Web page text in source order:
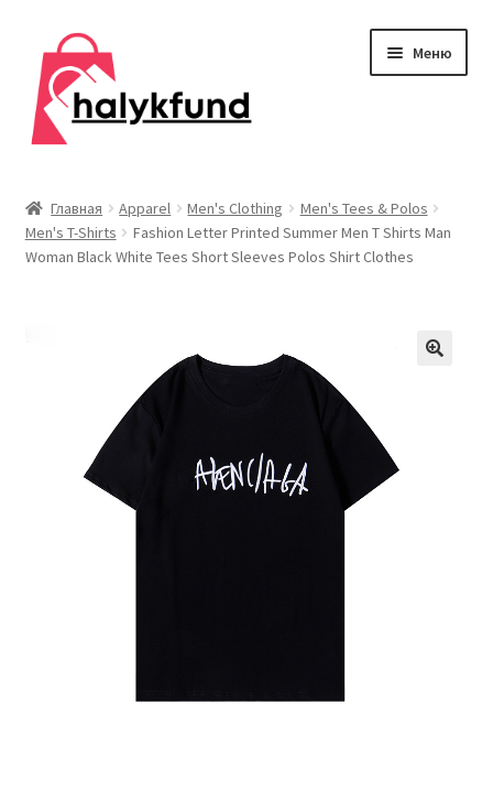
Перейти
навигации
Перейти
содержимому
Меню
меню
Главная
Одежда
Главная Apparel Men's Clothing
Men's Tees & Polos
Men's T-Shirts
Fashion Letter Printed Summer Men T Shirts Man
Woman Black White Tees Short Sleeves Polos Shirt Clothes